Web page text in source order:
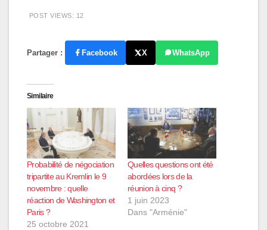
POST VIEWS: 12
Partager : Facebook X WhatsApp
Similaire
Probabilité de négociation
tripartite au Kremlin le 9
novembre : quelle
réaction de Washington et
Paris ?
25 octobre 2021
Quelles questions ont été
abordées lors de la
réunion à cinq ?
1 juin 2023
Dans "Arménie"